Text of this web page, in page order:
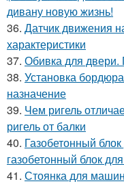
дивану новую жизнь!
36. Датчик движения
характеристики
37. Обивка для
38. Установка
назначение
39. Чем ригель
ригель от балки
40. Газобетонный
газобетонный блок
41. Стоянка для